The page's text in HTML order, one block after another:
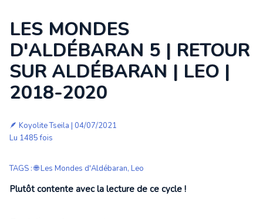
LES MONDES
D'ALDÉBARAN 5 | RETOUR
SUR ALDÉBARAN | LEO |
2018-2020
🪶 Koyolite Tseila | 04/07/2021
Lu 1485 fois
TAGS :🌐 Les Mondes d'Aldébaran, Leo
Plutôt contente avec la lecture de ce cycle !